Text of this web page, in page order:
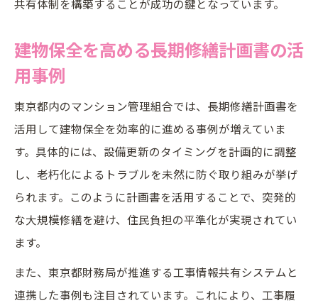
建物保全を高める長期修繕計画書の活
用事例
東京都内のマンション管理組合では、長期修繕計画書を
活用して建物保全を効率的に進める事例が増えていま
す。具体的には、設備更新のタイミングを計画的に調整
し、老朽化によるトラブルを未然に防ぐ取り組みが挙げ
られます。このように計画書を活用することで、突発的
な大規模修繕を避け、住民負担の平準化が実現されてい
ます。
また、東京都財務局が推進する工事情報共有システムと
連携した事例も注目されています。これにより、工事履